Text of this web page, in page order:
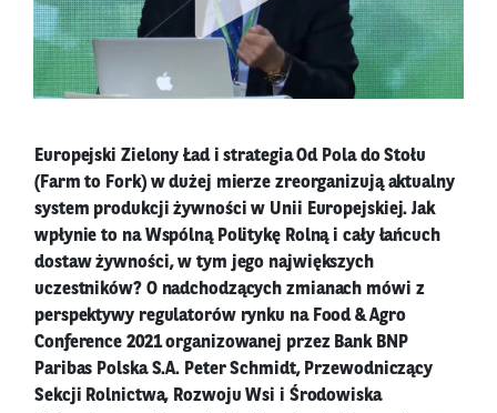
Europejski Zielony Ład i strategia Od Pola do Stołu
(Farm to Fork) w dużej mierze zreorganizują aktualny
system produkcji żywności w Unii Europejskiej. Jak
wpłynie to na Wspólną Politykę Rolną i cały łańcuch
dostaw żywności, w tym jego największych
uczestników? O nadchodzących zmianach mówi z
perspektywy regulatorów rynku na Food & Agro
Conference 2021 organizowanej przez Bank BNP
Paribas Polska S.A. Peter Schmidt, Przewodniczący
Sekcji Rolnictwa, Rozwoju Wsi i Środowiska